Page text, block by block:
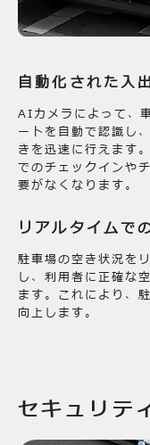
自動化された入
AIカメラによって、
ートを自動で認識し
きを迅速に行えます
でのチェックインや
要がなくなります。
リアルタイムで
駐車場の空き状況を
し、利用者に正確な
ます。これにより、
向上します。
セキュリテ